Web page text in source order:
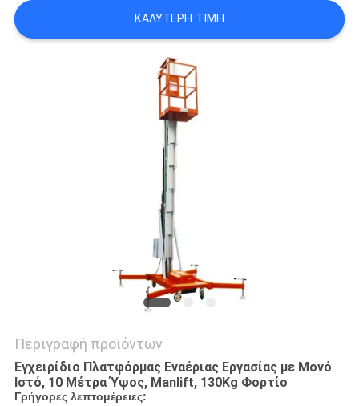
SITEMAP
ΚΑΛΎΤΕΡΗ ΤΙΜΉ
Περιγραφή προϊόντων
Εγχειρίδιο Πλατφόρμας Εναέριας Εργασίας με Μονό
Ιστό, 10 Μέτρα Ύψος, Manlift, 130Kg Φορτίο
Γρήγορες λεπτομέρειες: